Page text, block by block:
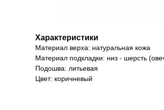
Характеристики
Материал верха: натуральная кожа
Материал подкладки: низ - шерсть
Подошва: литьевая
Цвет: коричневый